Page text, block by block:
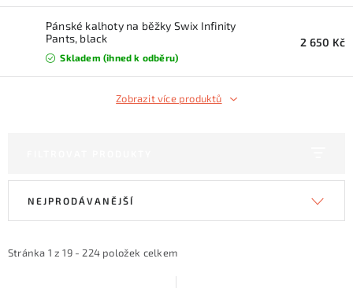
KONTAKTY
ZNAČKY
Půjčovna lyží a SNB
Naše prodejna
Pánské kalhoty na běžky Swix Infinity
Pants, black
Skladem (ihned k odběru)
2 650 Kč
Zobrazit více produktů
i
Stránka 1 z19-224 položek celkem
e
NEJPRODÁVANĚJŠÍ